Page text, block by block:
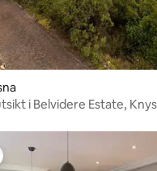
i Belvidere Estate,